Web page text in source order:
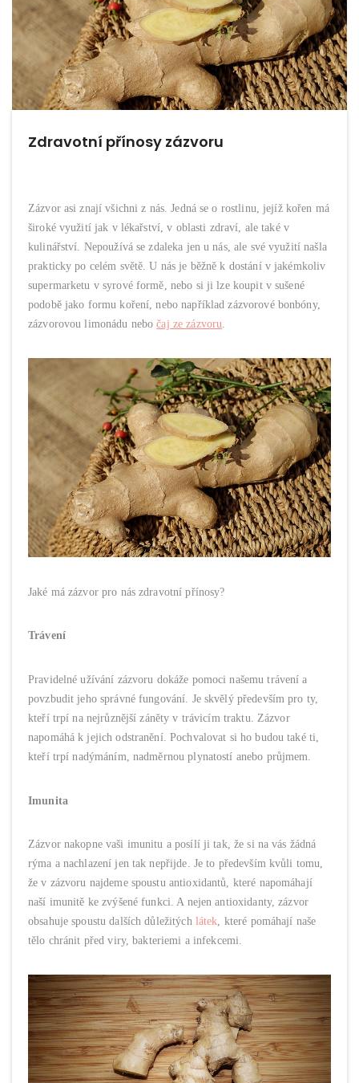
Zdravotní přínosy zázvoru
Zázvor asi znají všichni z nás. Jedná se o rostlinu, jejíž kořen má
široké využití jak v lékařství, v oblasti zdraví, ale také v
kulinářství. Nepoužívá se zdaleka jen u nás, ale své využití našla
prakticky po celém světě. U nás je běžně k dostání v jakémkoliv
supermarketu v syrové formě, nebo si ji lze koupit v sušené
podobě jako formu koření, nebo například zázvorové bonbóny,
zázvorovou limonádu nebočaj ze zázvoru.
Jaké má zázvor pro nás zdravotní přínosy?
Trávení
Pravidelné užívání zázvoru dokáže pomoci našemu trávení a
povzbudit jeho správné fungování. Je skvělý především pro ty,
kteří trpí na nejrůznější záněty v trávicím traktu. Zázvor
napomáhá k jejich odstranění. Pochvalovat si ho budou také ti,
kteří trpí nadýmáním, nadměrnou plynatostí anebo průjmem.
Imunita
Zázvor nakopne vaši imunitu a posílí ji tak, že si na vás žádná
rýma a nachlazení jen tak nepřijde. Je to především kvůli tomu,
že v zázvoru najdeme spoustu antioxidantů, které napomáhají
naší imunitě ke zvýšené funkci. A nejen antioxidanty, zázvor
obsahuje spoustu dalších důležitýchlátek, které pomáhají naše
tělo chránit před viry, bakteriemi a infekcemi.